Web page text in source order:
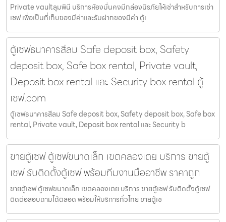
Private vaultลุมพินี บริการห้องมั่นคงมีกล่องนิรภัยให้เช่าสำหรับการเช่า
เซฟ เพื่อเป็นที่เก็บของมีค่าและรับฝากของมีค่า ตู้เ
ตู้เซฟธนาคารสีลม Safe deposit box, Safety
deposit box, Safe box rental, Private vault,
Deposit box rental และ Security box rental ตู้
เซฟ.com
ตู้เซฟธนาคารสีลม Safe deposit box, Safety deposit box, Safe box
rental, Private vault, Deposit box rental และ Security b
ขายตู้เซฟ ตู้เซฟขนาดเล็ก เขตคลองเตย บริการ ขายตู้
เซฟ รับติดตั้งตู้เซฟ พร้อมทีมงานมืออาชีพ ราคาถูก
ขายตู้เซฟ ตู้เซฟขนาดเล็ก เขตคลองเตย บริการ ขายตู้เซฟ รับติดตั้งตู้เซฟ
ติดต่อสอบถามได้ตลอด พร้อมให้บริการทั่วไทย ขายตู้เซ